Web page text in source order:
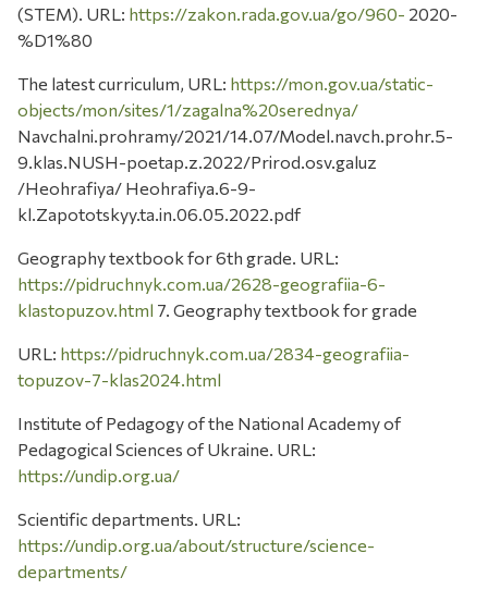
(STEM). URL: https://zakon.rada.gov.ua/go/960- 2020-
%D1%80
The latest curriculum, URL: https://mon.gov.ua/static-
objects/mon/sites/1/zagalna%20serednya/
Navchalni.prohramy/2021/14.07/Model.navch.prohr.5-
9.klas.NUSH-poetap.z.2022/Prirod.osv.galuz
/Heohrafiya/ Heohrafiya.6-9-
kl.Zapototskyy.ta.in.06.05.2022.pdf
Geography textbook for 6th grade. URL:
https://pidruchnyk.com.ua/2628-geografiia-6-
klastopuzov.html 7. Geography textbook for grade
URL: https://pidruchnyk.com.ua/2834-geografiia-
topuzov-7-klas2024.html
Institute of Pedagogy of the National Academy of
Pedagogical Sciences of Ukraine. URL:
https://undip.org.ua/
Scientific departments. URL:
https://undip.org.ua/about/structure/science-
departments/